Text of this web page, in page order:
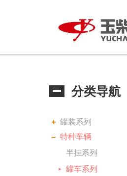
分类导航
罐装系列
特种车辆
半挂系列
罐车系列